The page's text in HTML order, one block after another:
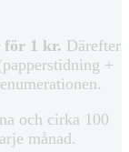
för 1 kr. Därefter
+
och cirka 100
månad.